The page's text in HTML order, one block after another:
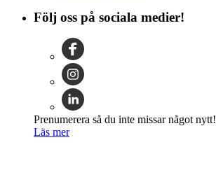
Följ oss på sociala medier!
Prenumerera så du inte missar något nytt!
Läs mer